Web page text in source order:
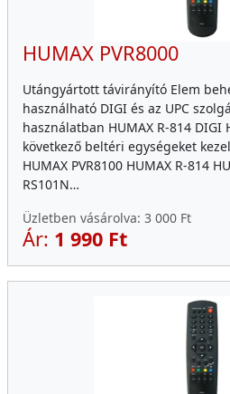
HUMAX PVR8000
Utángyártott távirányító Elem
használható DIGI és az UPC
használatban HUMAX R-814 DIGI
következő beltéri egységeket
HUMAX PVR8100 HUMAX R-814
RS101N…
Üzletben vásárolva: 3 000 Ft
Ár: 1 990 Ft